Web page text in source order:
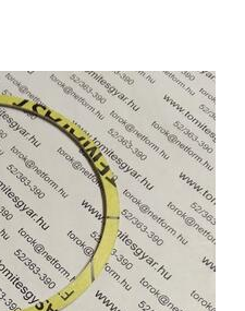
Egyedi gyártás
Hírek
Kapcsolat
ÁSZF